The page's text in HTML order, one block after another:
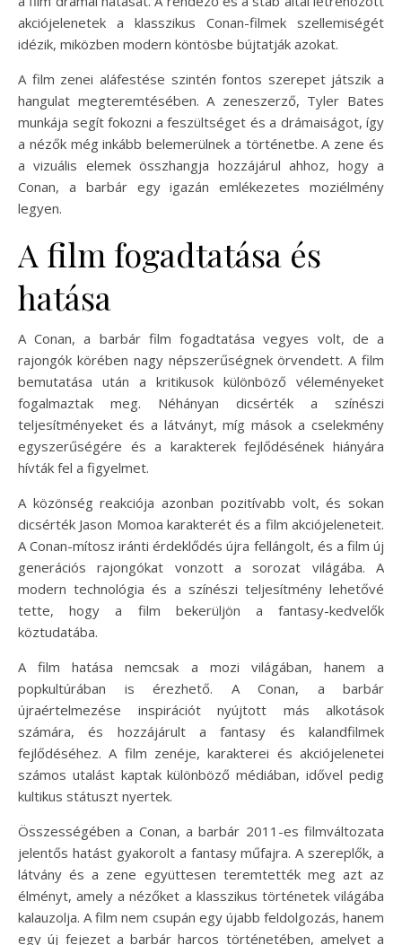
akciójelenetek a klasszikus Conan-filmek szellemiségét
idézik, miközben modern köntösbe bújtatják azokat.
A film zenei aláfestése szintén fontos szerepet játszik a
hangulat megteremtésében. A zeneszerző, Tyler Bates
munkája segít fokozni a feszültséget és a drámaiságot, így
a nézők még inkább belemerülnek a történetbe. A zene és
a vizuális elemek összhangja hozzájárul ahhoz, hogy a
Conan, a barbár egy igazán emlékezetes moziélmény
legyen.
A film fogadtatása és
hatása
A Conan, a barbár film fogadtatása vegyes volt, de a
rajongók körében nagy népszerűségnek örvendett. A film
bemutatása után a kritikusok különböző véleményeket
fogalmaztak meg. Néhányan dicsérték a színészi
teljesítményeket és a látványt, míg mások a cselekmény
egyszerűségére és a karakterek fejlődésének hiányára
hívták fel a figyelmet.
A közönség reakciója azonban pozitívabb volt, és sokan
dicsérték Jason Momoa karakterét és a film akciójeleneteit.
A Conan-mítosz iránti érdeklődés újra fellángolt, és a film új
generációs rajongókat vonzott a sorozat világába. A
modern technológia és a színészi teljesítmény lehetővé
tette, hogy a film bekerüljön a fantasy-kedvelők
köztudatába.
A film hatása nemcsak a mozi világában, hanem a
popkultúrában is érezhető. A Conan, a barbár
újraértelmezése inspirációt nyújtott más alkotások
számára, és hozzájárult a fantasy és kalandfilmek
fejlődéséhez. A film zenéje, karakterei és akciójelenetei
számos utalást kaptak különböző médiában, idővel pedig
kultikus státuszt nyertek.
Összességében a Conan, a barbár 2011-es filmváltozata
jelentős hatást gyakorolt a fantasy műfajra. A szereplők, a
látvány és a zene együttesen teremtették meg azt az
élményt, amely a nézőket a klasszikus történetek világába
kalauzolja. A film nem csupán egy újabb feldolgozás, hanem
egy új fejezet a barbár harcos történetében, amelyet a